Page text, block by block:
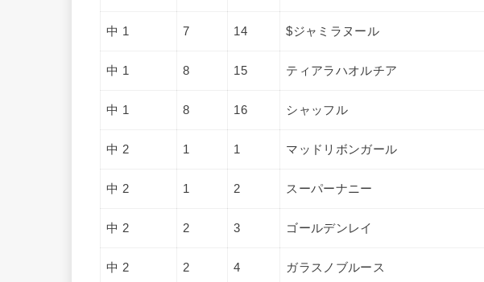
中 1 7 14 $ジャミラヌール
中 1 8 15 ティアラハオルチア
中 1 8 16 シャッフル
中 2 1 1 マッドリボンガール
中 2 1 2 スーパーナニー
中 2 2 3 ゴールデンレイ
中 2 2 4 ガラスノブルース